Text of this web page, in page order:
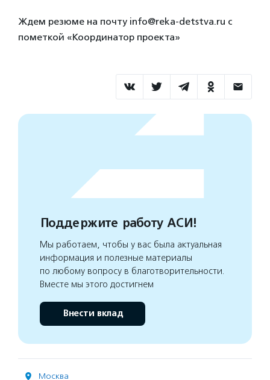
Ждем резюме на почту info@reka-detstva.ru c
пометкой «Координатор проекта»
Поддержите работу АСИ!
Мы работаем, чтобы у вас была актуальная
информация и полезные материалы
по любому вопросу в благотворительности.
Вместе мы этого достигнем
Внести вклад
Москва